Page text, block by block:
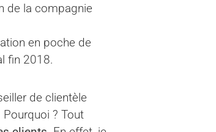
de la compagnie
en poche de
fin 2018.
de clientèle
Pourquoi ? Tout